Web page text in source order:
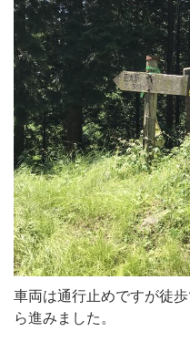
車両は通行止めですが徒
ら進みました。